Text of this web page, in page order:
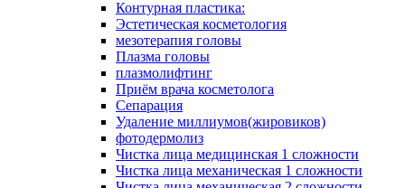
Контурная пластика:
Эстетическая косметология
мезотерапия головы
Плазма головы
плазмолифтинг
Приём врача косметолога
Сепарация
Удаление миллиумов(жировиков)
фотодермолиз
Чистка лица медицинская 1 сложности
Чистка лица механическая 1 сложности